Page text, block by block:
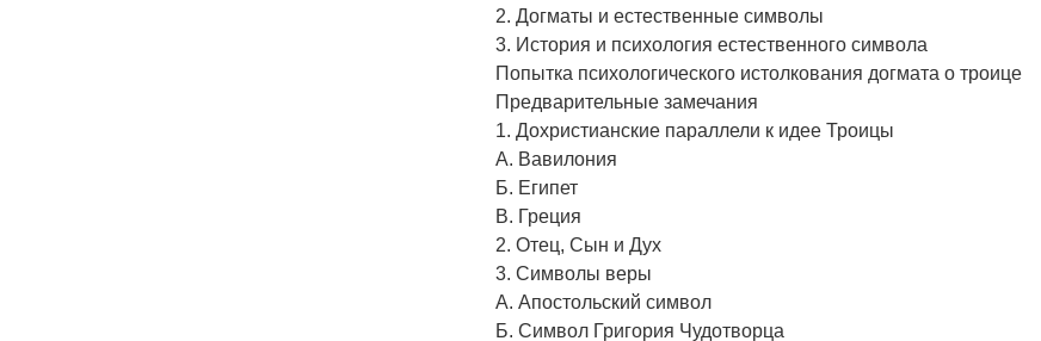
2. Догматы и естественные символы
3. История и психология естественного символа
Попытка психологического истолкования догмата о троице
Предварительные замечания
1. Дохристианские параллели к идее Троицы
A. Вавилония
Б. Египет
B. Греция
2. Отец, Сын и Дух
3. Символы веры
A. Апостольский символ
Б. Символ Григория Чудотворца